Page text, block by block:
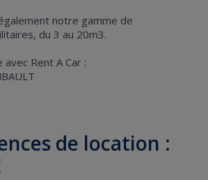
notre gamme de
du 3 au 20m3.
avec Rent A Car :
de location :